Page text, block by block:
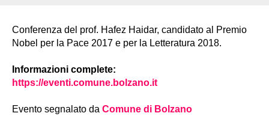
Conferenza del prof. Hafez Haidar, candidato al Premio
Nobel per la Pace 2017 e per la Letteratura 2018.
Informazioni complete:
https://eventi.comune.bolzano.it
Evento segnalato da Comune di Bolzano